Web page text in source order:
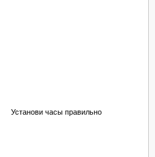
Установи часы правильно